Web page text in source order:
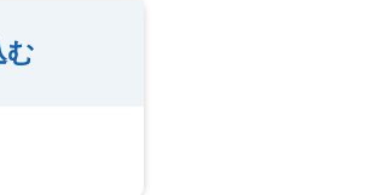
む